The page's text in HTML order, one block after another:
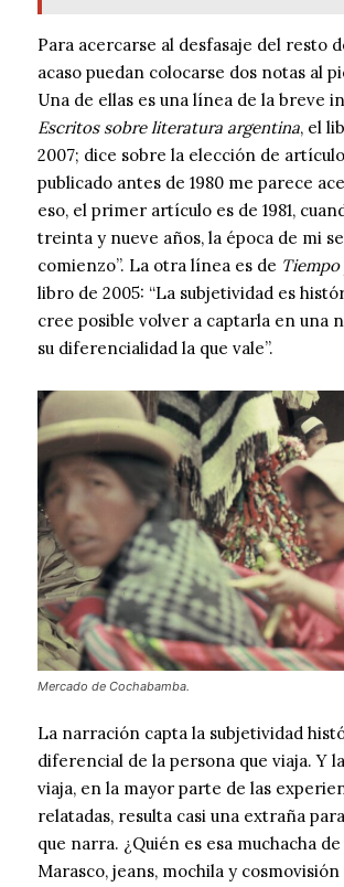
Para acercarse al desfasaje del resto
acaso puedan colocarse dos notas al
Una de ellas es una línea de la breve
Escritos sobre literatura argentina, el
2007; dice sobre la elección de
publicado antes de 1980 me parece
eso, el primer artículo es de 1981,
treinta y nueve años, la época de mi
comienzo”. La otra línea es de Tiempo
libro de 2005: “La subjetividad es
cree posible volver a captarla en una
su diferencialidad la que vale”.
Mercado de Cochabamba.
La narración capta la subjetividad
diferencial de la persona que viaja. Y
viaja, en la mayor parte de las
relatadas, resulta casi una extraña
que narra. ¿Quién es esa muchacha
Marasco, jeans, mochila y